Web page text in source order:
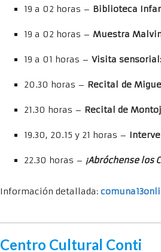
19 a 02 horas – Biblioteca
19 a 02 horas – Muestra
19 a 01 horas – Visita sensorial:
20.30 horas – Recital de
21.30 horas – Recital de
19.30, 20.15 y 21 horas –
22.30 horas – ¡Abróchense los
Información detallada:
Centro Cultural Conti